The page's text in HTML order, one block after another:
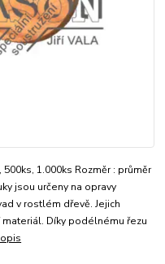
1.000ks Rozměr : průměr
jsou určeny na opravy
v rostlém dřevě. Jejich
Díky podélnému řezu